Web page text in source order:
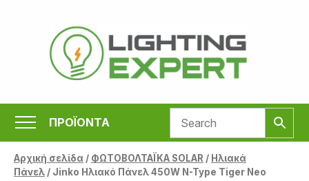
περιεχόμενο
ΠΡΟΪΟΝΤΑ
Αρχική σελίδα/ ΦΩΤΟΒΟΛΤΑΪΚΑ SOLAR / Ηλιακά
Πάνελ/ Jinko Ηλιακό Πάνελ 450W N-Type Tiger Neo